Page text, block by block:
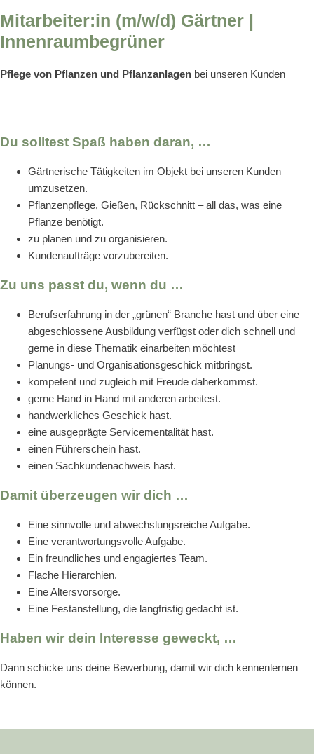
Mitarbeiter:in (m/w/d) Gärtner |
Innenraumbegrüner
Pflege von Pflanzen und Pflanzanlagen bei unseren Kunden
Du solltest Spaß haben daran, …
Gärtnerische Tätigkeiten im Objekt bei unseren Kunden
umzusetzen.
Pflanzenpflege, Gießen, Rückschnitt – all das, was eine
Pflanze benötigt.
zu planen und zu organisieren.
Kundenaufträge vorzubereiten.
Zu uns passt du, wenn du …
Berufserfahrung in der „grünen“ Branche hast und über eine
abgeschlossene Ausbildung verfügst oder dich schnell und
gerne in diese Thematik einarbeiten möchtest
Planungs- und Organisationsgeschick mitbringst.
kompetent und zugleich mit Freude daherkommst.
gerne Hand in Hand mit anderen arbeitest.
handwerkliches Geschick hast.
eine ausgeprägte Servicementalität hast.
einen Führerschein hast.
einen Sachkundenachweis hast.
Damit überzeugen wir dich …
Eine sinnvolle und abwechslungsreiche Aufgabe.
Eine verantwortungsvolle Aufgabe.
Ein freundliches und engagiertes Team.
Flache Hierarchien.
Eine Altersvorsorge.
Eine Festanstellung, die langfristig gedacht ist.
Haben wir dein Interesse geweckt, …
Dann schicke uns deine Bewerbung, damit wir dich kennenlernen
können.